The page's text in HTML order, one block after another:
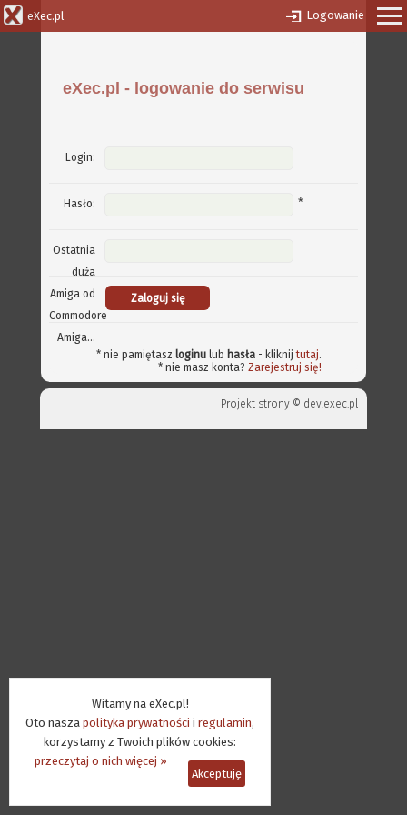
Witamy na eXec.pl!
Oto nasza polityka prywatności i regulamin,
korzystamy z Twoich plików cookies:
przeczytaj o nich więcej »
Akceptuję
eXec.pl Logowanie
eXec.pl - logowanie do serwisu
Login:
Hasło: *
Ostatnia
duża
Amiga od
Commodore
- Amiga...
* nie pamiętasz loginu lub hasła - kliknijtutaj.
* nie masz konta? Zarejestruj się!
Projekt strony © dev.exec.pl